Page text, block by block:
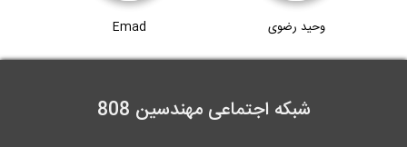
وحید رضوی Emad
شبکه اجتماعی مهندسین 808